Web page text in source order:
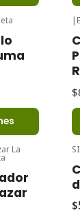
|
La